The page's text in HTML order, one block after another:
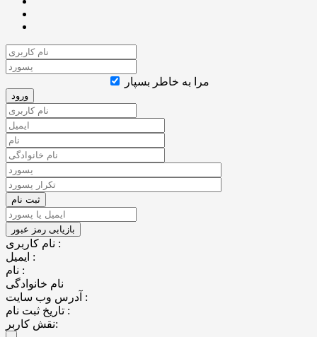
مرا به خاطر بسپار
نام کاربری :
ایمیل :
نام :
نام خانوادگی
آدرس وب سایت :
تاریخ ثبت نام :
نقش کاربر: